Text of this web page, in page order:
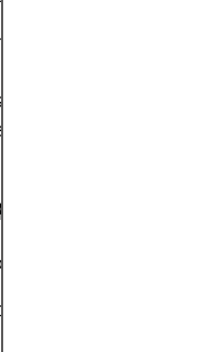
individuales,
Algunas
valor
convertibles
varios objetivos
alzas sin